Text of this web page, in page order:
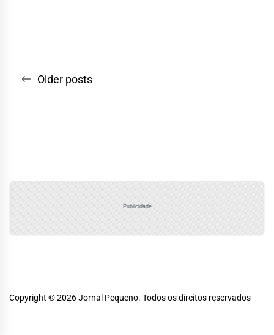
Navegação
Older posts
Publicidade
Copyright © 2026Jornal Pequeno. Todos os direitos reservados